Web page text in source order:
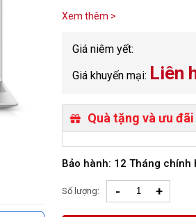
Xem thêm >
Giá niêm yết:
Giá khuyến mại: Liên
Quà tặng và ưu
Bảo hành: 12 Tháng chính
Số lượng: - +